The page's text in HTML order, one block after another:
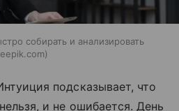
собирать и анализировать
подсказывает, что
и не ошибается. День